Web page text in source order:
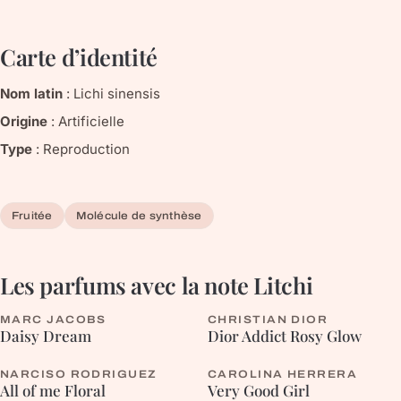
Carte d’identité
Nom latin : Lichi sinensis
Origine : Artificielle
Type : Reproduction
Fruitée Molécule de synthèse
Les parfums avec la note Litchi
FLEURIE
MARC JACOBS
Daisy Dream FLEURIE
CHRISTIAN DIOR
Dior Addict Rosy Glow
FLEURIE
NARCISO RODRIGUEZ
All of me Floral FLEURIE
CAROLINA HERRERA
Very Good Girl